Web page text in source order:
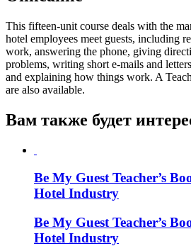
This fifteen-unit course deals with the
hotel employees meet guests, including
work, answering the phone, giving
problems, writing short e-mails and
and explaining how things work. A
are also available.
Вам также будет
Be My Guest Teacher’s
Hotel Industry
Be My Guest Teacher’s
Hotel Industry